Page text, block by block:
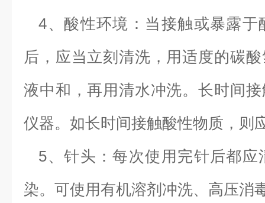
4、酸性环境：当接触或暴露于
后，应当立刻清洗，用适度的碳
液中和，再用清水冲洗。长时间
仪器。如长时间接触酸性物质，则
5、针头：每次使用完针后都应
染。可使用有机溶剂冲洗、高压消